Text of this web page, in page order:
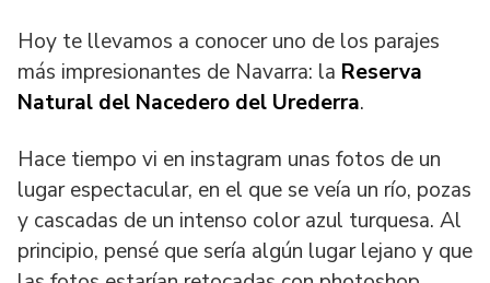
Hoy te llevamos a conocer uno de los parajes
más impresionantes de Navarra: la Reserva
Natural del Nacedero del Urederra.
Hace tiempo vi en instagram unas fotos de un
lugar espectacular, en el que se veía un río, pozas
y cascadas de un intenso color azul turquesa. Al
principio, pensé que sería algún lugar lejano y que